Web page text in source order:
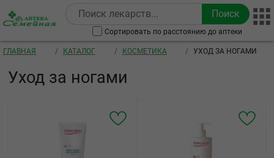
Сортировать по расстоянию до аптеки
Строка навигации
ГЛАВНАЯ КАТАЛОГ КОСМЕТИКА УХОД ЗА НОГАМИ
Уход за ногами